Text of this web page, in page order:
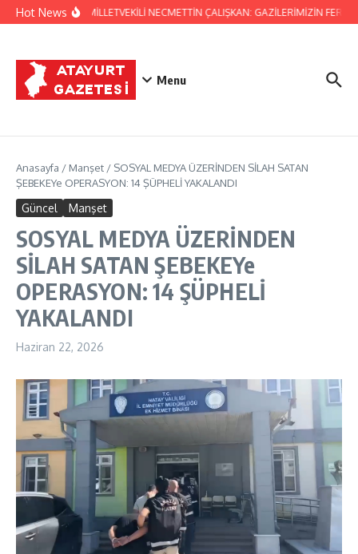
İçeriğe atla
Hot NewsHATAY MİLLETVEKİLİ NECMETTİN ÇALIŞKAN: GAZİLERİMİZİN
Menu
Anasayfa / Manşet / SOSYAL MEDYA ÜZERİNDEN SİLAH SATAN
ŞEBEKEYe OPERASYON: 14 ŞÜPHELİ YAKALANDI
Güncel Manşet
SOSYAL MEDYA ÜZERİNDEN
SİLAH SATAN ŞEBEKEYe
OPERASYON: 14 ŞÜPHELİ
YAKALANDI
Haziran 22, 2026